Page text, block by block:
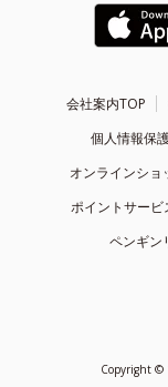
会社案内TOP
個人情報保
オンラインショ
ポイントサービ
ペンギン
Copyright ©